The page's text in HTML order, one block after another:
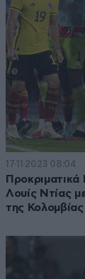
17·11·2023 08:04
Λουίς Ντίας
της